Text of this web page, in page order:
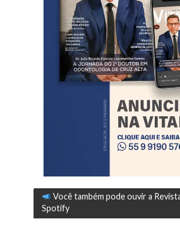
Você também pode ouvir a
Spotify